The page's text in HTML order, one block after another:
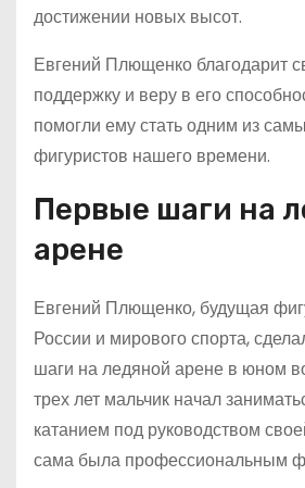
достижении новых высот.
Евгений Плющенко благодарит
поддержку и веру в его
помогли ему стать одним из
фигуристов нашего времени.
Первые шаги на
арене
Евгений Плющенко, будущая
России и мирового спорта,
шаги на ледяной арене в юном
трех лет мальчик начал
катанием под руководством
сама была профессиональным